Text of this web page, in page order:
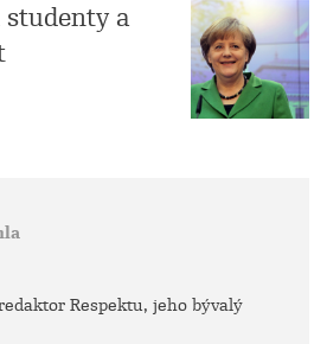
a
Respektu, jeho bývalý